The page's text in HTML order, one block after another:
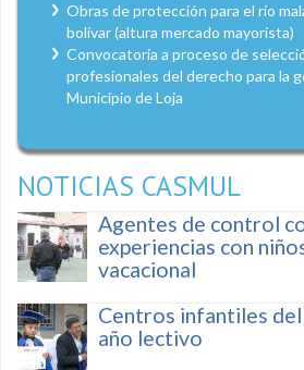
Obras de protección para el río
bolívar (altura mercado mayorista)
Convocatoria a proceso de
profesionales del derecho para la
Municipio de Loja
NOTICIAS CASMUL
Agentes de control
experiencias con
vacacional
Centros infantiles del
año lectivo